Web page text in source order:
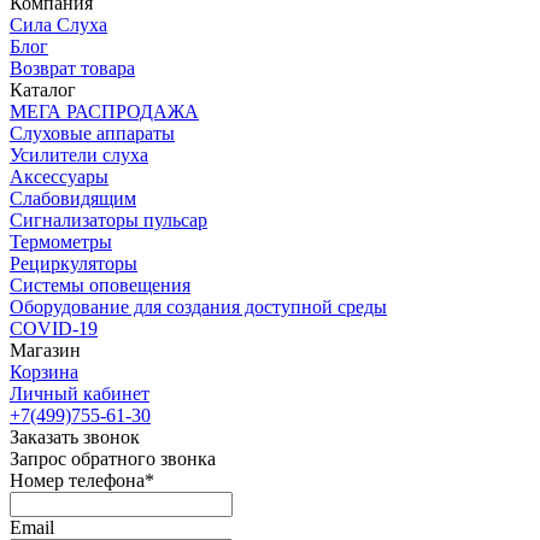
Сила Слуха
Блог
Возврат товара
Каталог
МЕГА РАСПРОДАЖА
Слуховые аппараты
Усилители слуха
Аксессуары
Слабовидящим
Сигнализаторы пульсар
Термометры
Рециркуляторы
Cистемы оповещения
Оборудование для создания доступной среды
COVID-19
Магазин
Корзина
Личный кабинет
+7(499)755-61-30
Заказать звонок
Запрос обратного звонка
Номер телефона*
Email